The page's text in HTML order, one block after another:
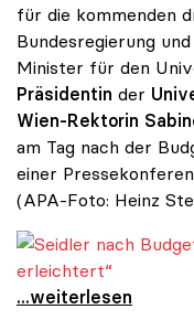
für die kommenden
Bundesregierung
Minister für den
Präsidentin der
Wien-Rektorin
am Tag nach der
einer
(APA-Foto: Heinz
Seidler nach
Seidler nach
...weiterlesen